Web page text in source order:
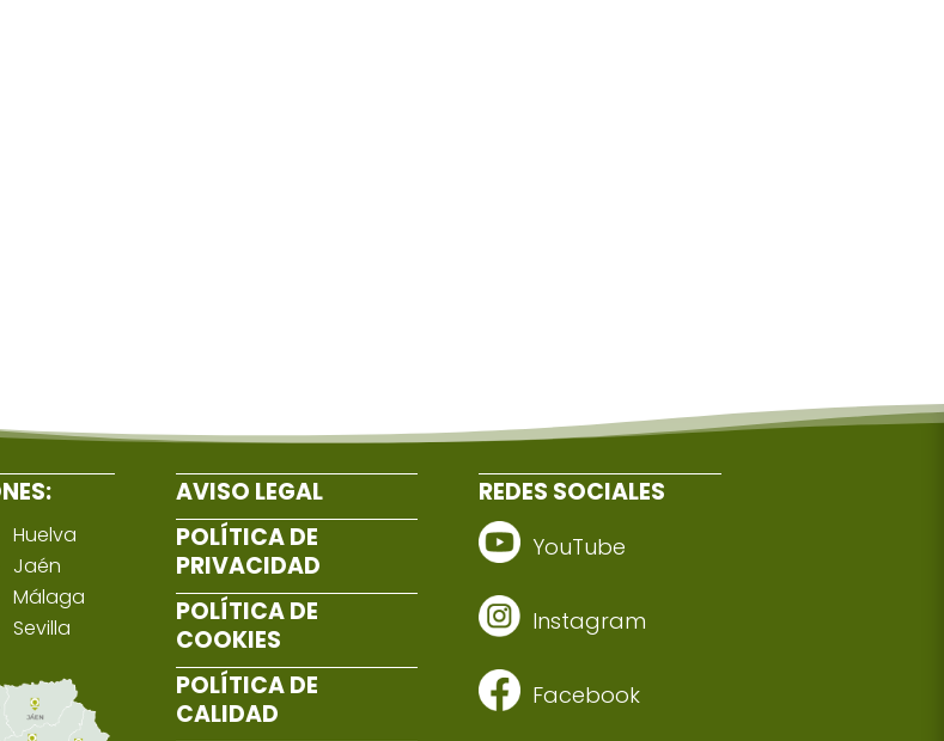
Huelva
Jaén
Málaga
Sevilla
AVISO LEGAL
POLÍTICA DE
PRIVACIDAD
POLÍTICA DE
COOKIES
POLÍTICA DE
CALIDAD
REDES SOCIALES
YouTube
Instagram
Facebook